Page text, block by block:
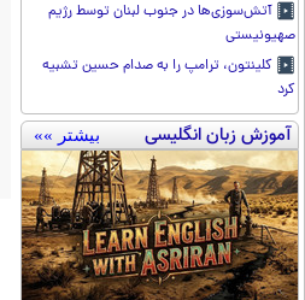
آتش‌سوزی‌ها در جنوب لبنان توسط رژیم
صهیونیستی
کلینتون، ترامپ را به صدام حسین تشبیه
کرد
آموزش زبان انگلیسی بیشتر »»